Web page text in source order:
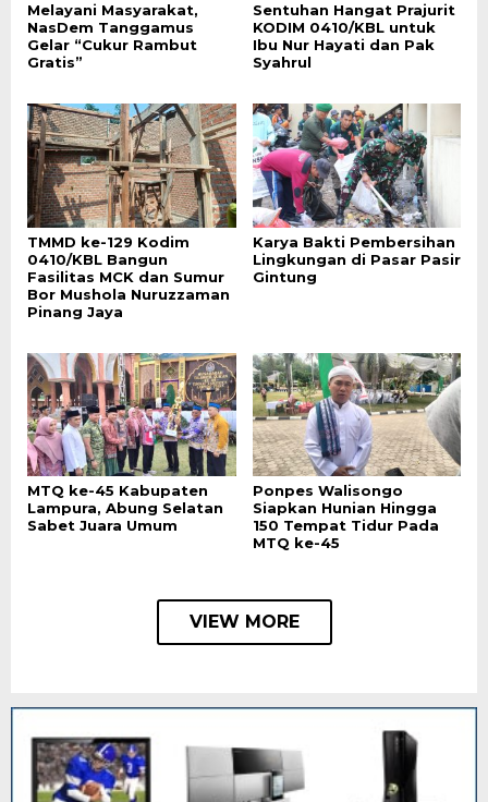
Melayani Masyarakat,
NasDem Tanggamus
Gelar “Cukur Rambut
Gratis”
Sentuhan Hangat Prajurit
KODIM 0410/KBL untuk
Ibu Nur Hayati dan Pak
Syahrul
TMMD ke-129 Kodim
0410/KBL Bangun
Fasilitas MCK dan Sumur
Bor Mushola Nuruzzaman
Pinang Jaya
Karya Bakti Pembersihan
Lingkungan di Pasar Pasir
Gintung
MTQ ke-45 Kabupaten
Lampura, Abung Selatan
Sabet Juara Umum
Ponpes Walisongo
Siapkan Hunian Hingga
150 Tempat Tidur Pada
MTQ ke-45
VIEW MORE